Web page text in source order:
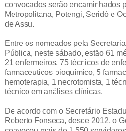
convocados serão encaminhados
Metropolitana, Potengi, Seridó e
de Assu.
Entre os nomeados pela
Pública, neste sábado, estão 61
21 enfermeiros, 75 técnicos de
farmaceuticos-bioquímico, 5
hemoterapia, 1 necrotomista, 1
técnico em análises clínicas.
De acordo com o Secretário
Roberto Fonseca, desde 2012, o